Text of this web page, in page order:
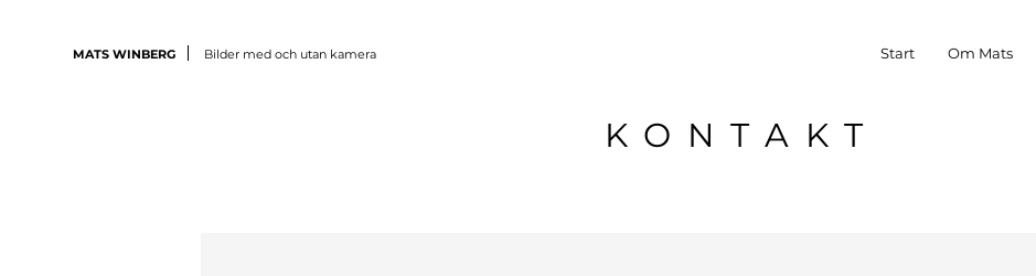
MATS WINBERG Bilder med och utan kamera Start Om Mats
KONTAKT